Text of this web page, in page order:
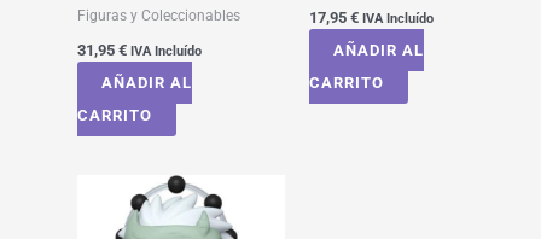
Figuras y Coleccionables
31,95 € IVA Incluído
AÑADIR AL
CARRITO
17,95 € IVA Incluído
AÑADIR AL
CARRITO